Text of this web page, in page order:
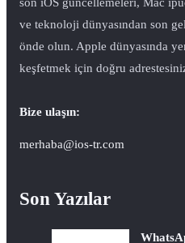
ve teknoloji dünyasından son
önde olun. Apple dünyasında
keşfetmek için doğru
Bize ulaşın:
merhaba@ios-tr.com
Son Yazılar